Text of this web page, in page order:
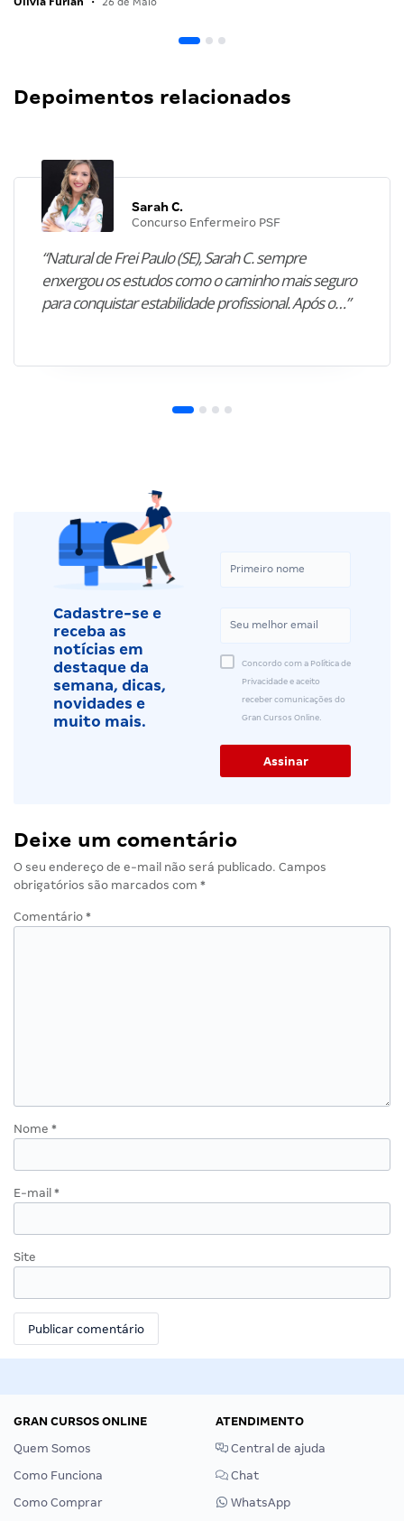
Depoimentos relacionados
Sarah C.
Concurso Enfermeiro PSF
“Natural de Frei Paulo (SE), Sarah C. sempre
enxergou os estudos como o caminho mais seguro
para conquistar estabilidade profissional. Após o…”
Cadastre-se e
receba as
notícias em
destaque da
semana, dicas,
novidades e
muito mais.
Concordo com a Política de
Privacidade e aceito
receber comunicações do
Gran Cursos Online.
Deixe um comentário
O seu endereço de e-mail não será publicado. Campos
obrigatórios são marcados com *
Comentário *
Nome *
E-mail *
Site
GRAN CURSOS ONLINE
Quem Somos
Como Funciona
Como Comprar
ATENDIMENTO
Central de ajuda
Chat
WhatsApp